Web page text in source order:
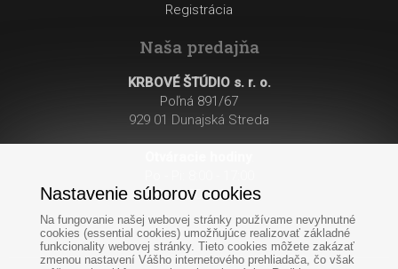
Registrácia
Naša predajňa
KRBOVÉ ŠTÚDIO s. r. o.
Poľná 891/67
929 01 Dunajská Streda
So: 8:00 - 12:00
Nastavenie súborov cookies
Na fungovanie našej webovej stránky používame nevyhnutné
cookies (essential cookies) umožňujúce realizovať základné
funkcionality webovej stránky. Tieto cookies môžete zakázať
zmenou nastavení Vášho internetového prehliadača, čo však